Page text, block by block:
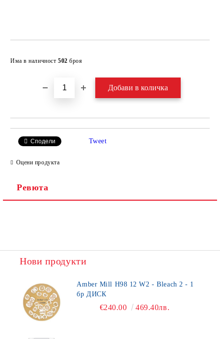
Има в наличност 502 броя
Сподели Tweet
Оцени продукта
Ревюта
Нови продукти
Amber Mill H98 12 W2 - Bleach 2 - 1
бр ДИСК
€240.00 469.40лв.